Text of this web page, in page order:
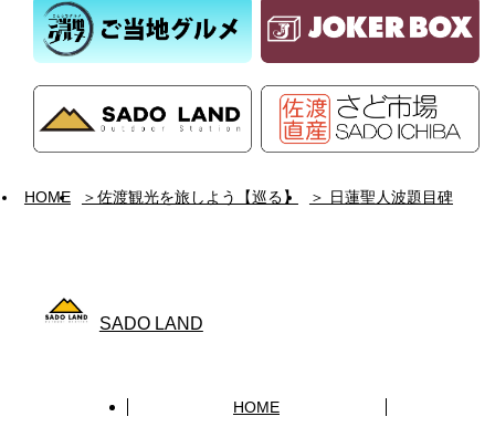
HOME ＞佐渡観光を旅しよう【巡る】 ＞ 日蓮聖人波題目碑
SADO LAND
HOME